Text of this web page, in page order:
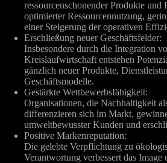
ressourcenschonender Produkte und
optimierter Ressourcennutzung,
einer Steigerung der operativen
Erschließung neuer Geschäftsfelder:
Insbesondere durch die Integration
Kreislaufwirtschaft entstehen
gänzlich neuer Produkte,
Geschäftsmodelle.
Gestärkte Wettbewerbsfähigkeit:
Organisationen, die Nachhaltigkeit
differenzieren sich im Markt,
umweltbewusster Kunden und
Positive Markenreputation:
Die gelebte Verpflichtung zu
Verantwortung verbessert das Image